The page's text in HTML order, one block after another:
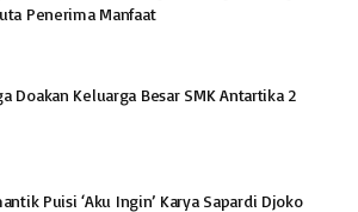
Penerima Manfaat
Doakan Keluarga Besar SMK Antartika 2
Puisi ‘Aku Ingin’ Karya Sapardi Djoko